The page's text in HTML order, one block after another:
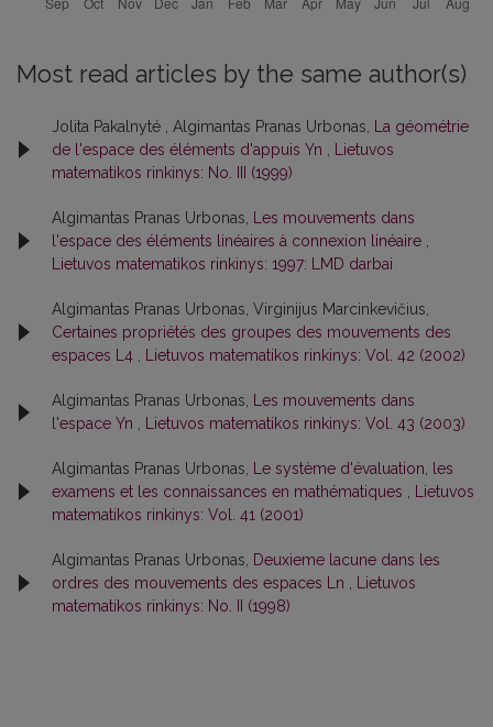
Most read articles by the same author(s)
Jolita Pakalnyté , Algimantas Pranas Urbonas, La géométrie
de l'espace des éléments d'appuis Yn
Lietuvos
matematikos rinkinys: No. III (1999)
Algimantas Pranas Urbonas, Les mouvements dans
l'espace des éléments linéaires à connexion linéaire
Lietuvos matematikos rinkinys: 1997: LMD darbai
Algimantas Pranas Urbonas, Virginijus Marcinkevičius,
Certaines propriétés des groupes des mouvements des
espaces L4
Lietuvos matematikos rinkinys: Vol. 42 (2002)
Algimantas Pranas Urbonas, Les mouvements dans
l'espace Yn
Lietuvos matematikos rinkinys: Vol. 43 (2003)
Algimantas Pranas Urbonas, Le système d'évaluation, les
examens et les connaissances en mathématiques
Lietuvos
matematikos rinkinys: Vol. 41 (2001)
Algimantas Pranas Urbonas, Deuxieme lacune dans les
ordres des mouvements des espaces Ln
Lietuvos
matematikos rinkinys: No. II (1998)